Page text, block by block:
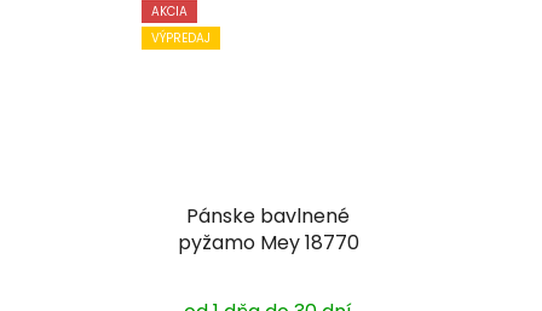
AKCIA
VÝPREDAJ
Pánske bavlnené
pyžamo Mey 18770